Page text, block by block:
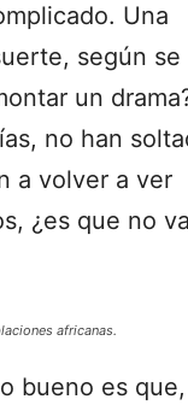
Una
según se
un
no han
a volver a ver
¿es que no
africanas.
bueno es